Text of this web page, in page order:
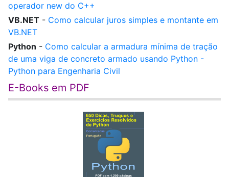
operador new do C++
VB.NET - Como calcular juros simples e montante em
VB.NET
Python - Como calcular a armadura mínima de tração
de uma viga de concreto armado usando Python -
Python para Engenharia Civil
E-Books em PDF